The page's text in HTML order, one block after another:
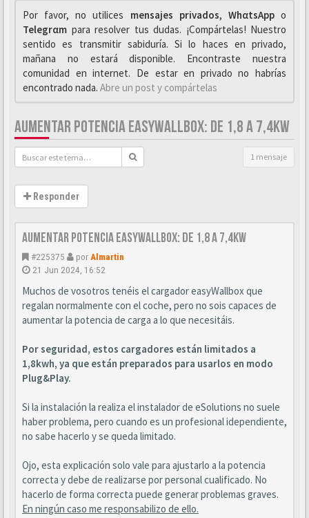
Por favor, no utilices mensajes privados, WhαtsAppo
Telegrαm para resolver tus dudas. ¡Compártelas! Nuestro
sentido es transmitir sabiduría. Si lo haces en privado,
mañana no estará disponible. Encontraste nuestra
comunidad en internet. De estar en privado no habrías
encontrado nada. Abre un post y compártelas
AUMENTAR POTENCIA EASYWALLBOX: DE 1,8 A 7,4KW
1 mensaje
Responder
Aumentar potencia easyWallbox: De 1,8 a 7,4kw
#225375 por Almartin
21 Jun 2024, 16:52
Muchos de vosotros tenéis el cargador easyWallbox que
regalan normalmente con el coche, pero no sois capaces de
aumentar la potencia de carga a lo que necesitáis.
Por seguridad, estos cargadores están limitados a
1,8kwh, ya que están preparados para usarlos en modo
Plug&Play.
Si la instalación la realiza el instalador de eSolutions no suele
haber problema, pero cuando es un profesional idependiente,
no sabe hacerlo y se queda limitado.
Ojo, esta explicación solo vale para ajustarlo a la potencia
correcta y debe de realizarse por personal cualificado. No
hacerlo de forma correcta puede generar problemas graves.
En ningún caso me responsabilizo de ello.